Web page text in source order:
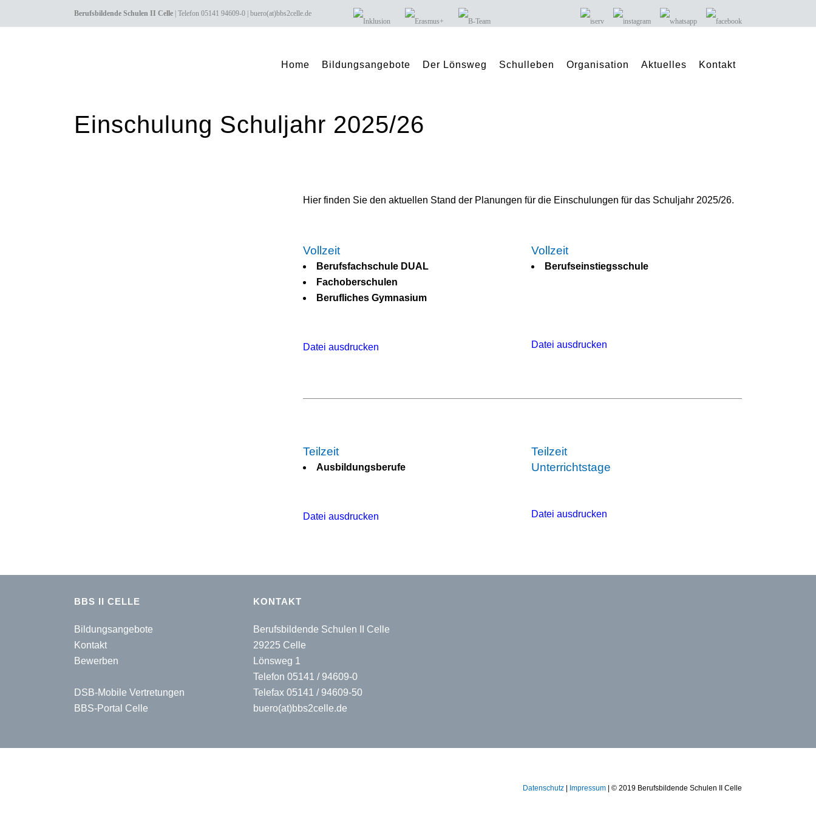
Berufsbildende Schulen II Celle | Telefon 05141 94609-0 | buero(at)bbs2celle.de
Home Bildungsangebote Der Lönsweg Schulleben Organisation Aktuelles Kontakt
Einschulung Schuljahr 2025/26
Hier finden Sie den aktuellen Stand der Planungen für die Einschulungen für das Schuljahr 2025/26.
Vollzeit
Berufsfachschule DUAL
Fachoberschulen
Berufliches Gymnasium
Datei ausdrucken
Vollzeit
Berufseinstiegsschule
Datei ausdrucken
Teilzeit
Ausbildungsberufe
Datei ausdrucken
Teilzeit
Unterrichtstage
Datei ausdrucken
BBS II CELLE
Bildungsangebote
Kontakt
Bewerben
DSB-Mobile Vertretungen
BBS-Portal Celle
KONTAKT
Berufsbildende Schulen II Celle
29225 Celle
Lönsweg 1
Telefon 05141 / 94609-0
Telefax 05141 / 94609-50
buero(at)bbs2celle.de
Datenschutz Impressum | © 2019 Berufsbildende Schulen II Celle